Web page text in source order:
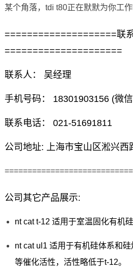
某个角落，tdi t80正在默默为你工作
====================联
=====================
联系人： 吴经理
手机号码： 18301903156 (微
联系电话： 021-51691811
公司地址: 上海市宝山区淞兴西
公司其它产品展示:
nt cat t-12 适用于室温固化有机
nt cat ul1 适用于有机硅体系和
等催化活性，活性略低于t-12。